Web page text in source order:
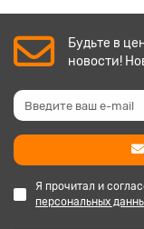
Будьте в
новости!
Я прочитал и
персональных